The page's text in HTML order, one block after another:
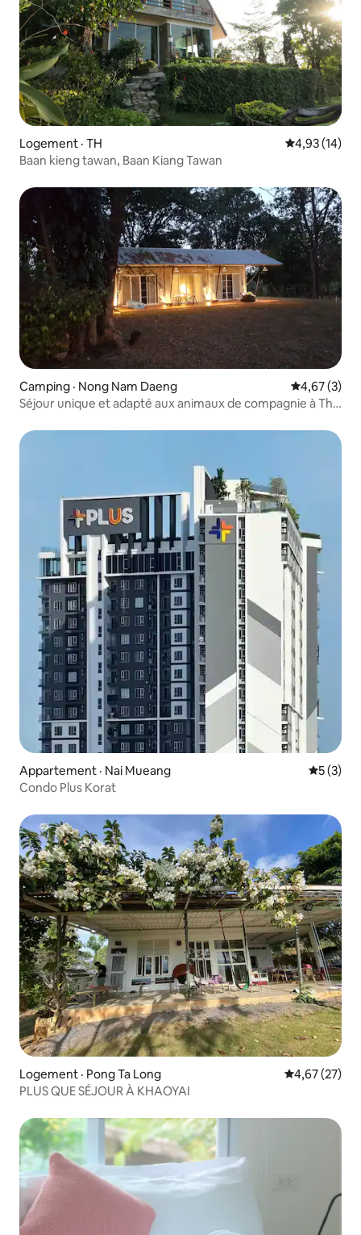
Logement · TH Note
4,93 (14)
Baan kieng tawan, Baan Kiang Tawan
Camping · Nong Nam Daeng Note
4,67 (3)
Séjour unique et adapté aux animaux de compagnie à The
Appartement · Nai Mueang Note
5 (3)
Condo Plus Korat
Logement · Pong Ta Long Note
4,67 (27)
PLUS QUE SÉJOUR À KHAOYAI